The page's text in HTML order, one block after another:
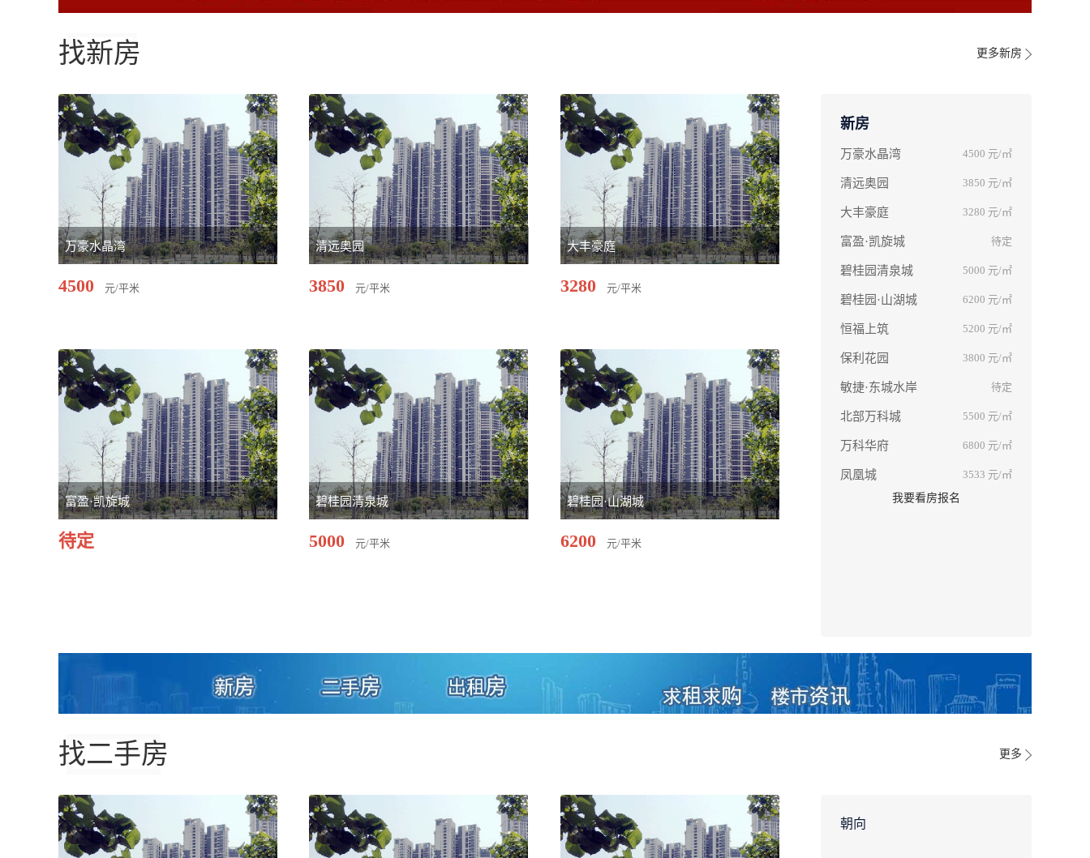
找新房 更多新房
万豪水晶湾
4500 元/平米
清远奥园
3850 元/平米
大丰豪庭
3280 元/平米
富盈·凯旋城
待定
碧桂园清泉城
5000 元/平米
碧桂园·山湖城
6200 元/平米
新房
万豪水晶湾 4500 元/㎡
清远奥园 3850 元/㎡
大丰豪庭 3280 元/㎡
富盈·凯旋城 待定
碧桂园清泉城 5000 元/㎡
碧桂园·山湖城 6200 元/㎡
恒福上筑 5200 元/㎡
保利花园 3800 元/㎡
敏捷·东城水岸 待定
北部万科城 5500 元/㎡
万科华府 6800 元/㎡
凤凰城 3533 元/㎡
我要看房报名
找二手房 更多
朝向